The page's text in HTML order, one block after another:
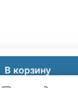
В корзину